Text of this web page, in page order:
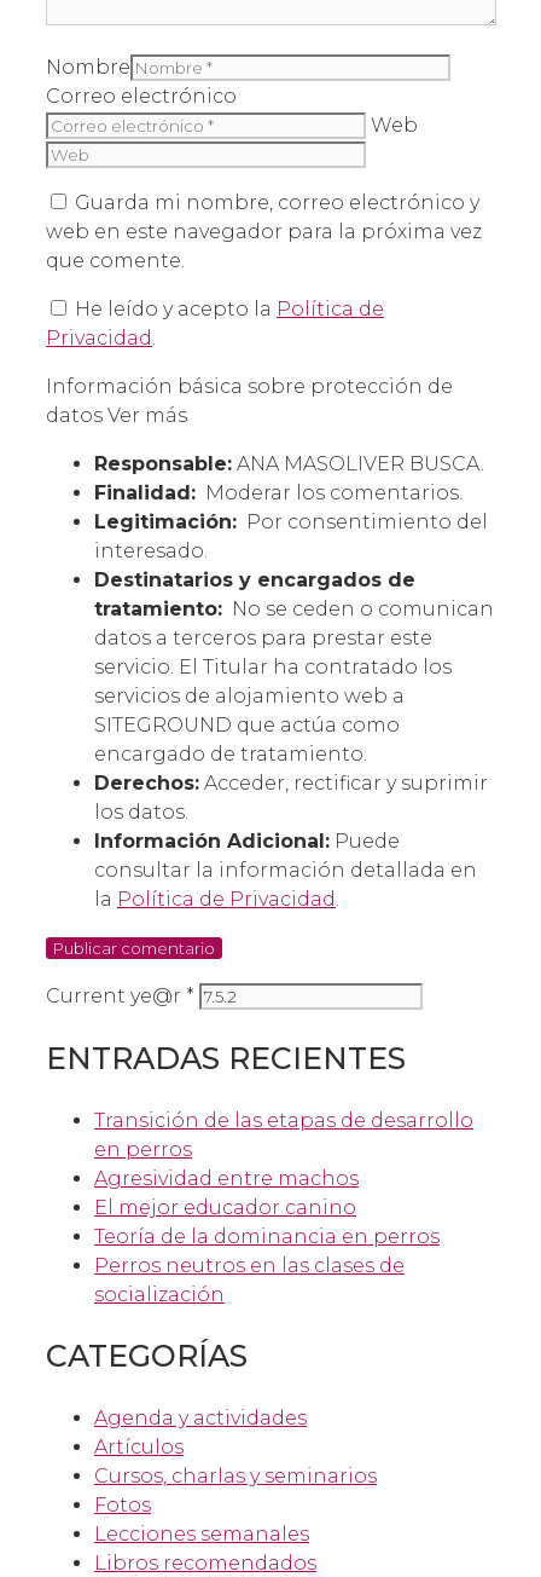
Nombre
Correo electrónico
Web
Guarda mi nombre, correo electrónico y
web en este navegador para la próxima vez
que comente.
He leído y acepto la Política de
Privacidad.
Información básica sobre protección de
datos Ver más
Responsable: ANA MASOLIVER BUSCA.
Finalidad: Moderar los comentarios.
Legitimación: Por consentimiento del
interesado.
Destinatarios y encargados de
tratamiento: No se ceden o comunican
datos a terceros para prestar este
servicio. El Titular ha contratado los
servicios de alojamiento web a
SITEGROUND que actúa como
encargado de tratamiento.
Derechos: Acceder, rectificar y suprimir
los datos.
Información Adicional: Puede
consultar la información detallada en
la Política de Privacidad.
Current ye@r *
ENTRADAS RECIENTES
Transición de las etapas de desarrollo
en perros
Agresividad entre machos
El mejor educador canino
Teoría de la dominancia en perros
Perros neutros en las clases de
socialización
CATEGORÍAS
Agenda y actividades
Artículos
Cursos, charlas y seminarios
Fotos
Lecciones semanales
Libros recomendados